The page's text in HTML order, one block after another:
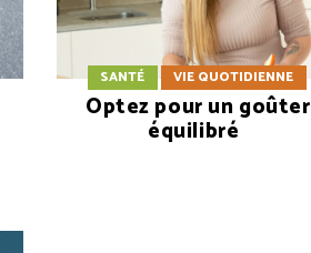
SANTÉ VIE QUOTIDIENNE
Optez pour un goûter
équilibré